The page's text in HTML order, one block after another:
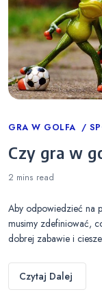
Categories
GRA W GOLFA
Czy gra w
2 mins read
Aby odpowiedzieć na
musimy zdefiniować,
dobrej zabawie i
Czytaj Dalej